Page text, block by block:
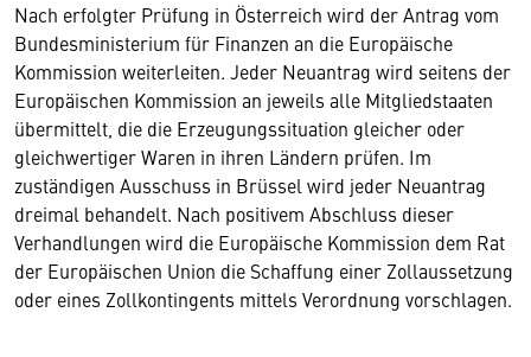
Nach erfolgter Prüfung in Österreich wird der Antrag vom
Bundesministerium für Finanzen an die Europäische
Kommission weiterleiten. Jeder Neuantrag wird seitens der
Europäischen Kommission an jeweils alle Mitgliedstaaten
übermittelt, die die Erzeugungssituation gleicher oder
gleichwertiger Waren in ihren Ländern prüfen. Im
zuständigen Ausschuss in Brüssel wird jeder Neuantrag
dreimal behandelt. Nach positivem Abschluss dieser
Verhandlungen wird die Europäische Kommission dem Rat
der Europäischen Union die Schaffung einer Zollaussetzung
oder eines Zollkontingents mittels Verordnung vorschlagen.